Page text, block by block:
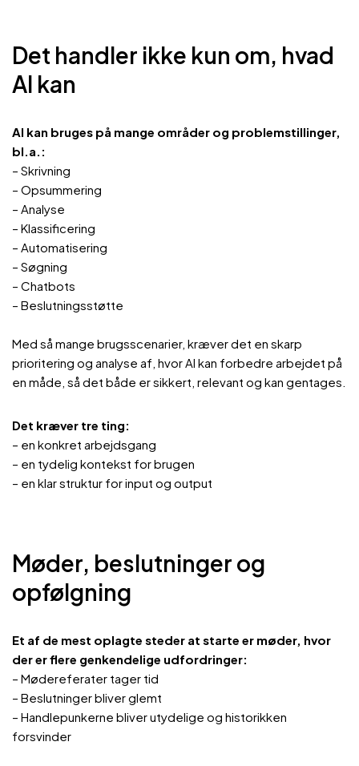
Det handler ikke kun om, hvad
AI kan
AI kan bruges på mange områder og problemstillinger,
bl.a.:
– Skrivning
– Opsummering
– Analyse
– Klassificering
– Automatisering
– Søgning
– Chatbots
– Beslutningsstøtte
Med så mange brugsscenarier, kræver det en skarp
prioritering og analyse af, hvor AI kan forbedre arbejdet på
en måde, så det både er sikkert, relevant og kan gentages.
Det kræver tre ting:
– en konkret arbejdsgang
– en tydelig kontekst for brugen
– en klar struktur for input og output
Møder, beslutninger og
opfølgning
Et af de mest oplagte steder at starte er møder, hvor
der er flere genkendelige udfordringer:
– Mødereferater tager tid
– Beslutninger bliver glemt
– Handlepunkerne bliver utydelige og historikken
forsvinder